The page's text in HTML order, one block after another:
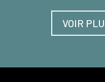
VOIR